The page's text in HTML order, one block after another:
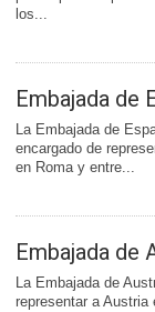
los...
Embajada de
La Embajada de
encargado de
en Roma y entre...
Embajada de
La Embajada de
representar a